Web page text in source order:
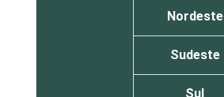
Nordeste
Sudeste
Sul